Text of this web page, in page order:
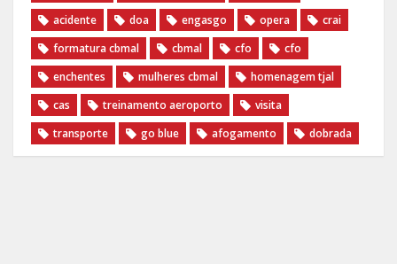
acidente
doa engasgo opera
crai
formatura cbmal
cbmal cfo
cfo
enchentes
mulheres cbmal
homenagem tjal
cas
treinamento aeroporto
visita
transporte
go blue afogamento dobrada